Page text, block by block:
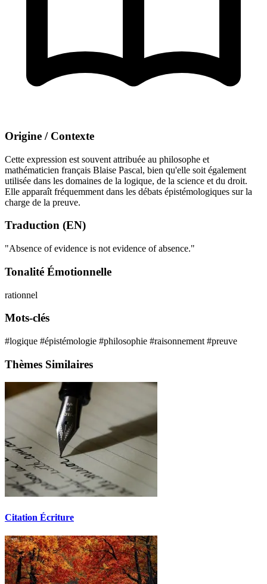
Origine / Contexte
Cette expression est souvent attribuée au philosophe et
mathématicien français Blaise Pascal, bien qu'elle soit également
utilisée dans les domaines de la logique, de la science et du droit.
Elle apparaît fréquemment dans les débats épistémologiques sur la
charge de la preuve.
Traduction (EN)
"Absence of evidence is not evidence of absence."
Tonalité Émotionnelle
rationnel
Mots-clés
#logique #épistémologie #philosophie #raisonnement #preuve
Thèmes Similaires
Citation Écriture